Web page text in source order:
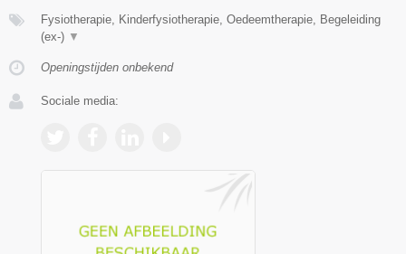
Fysiotherapie, Kinderfysiotherapie, Oedeemtherapie, Begeleiding
(ex-) ▼
Openingstijden onbekend
Sociale media: